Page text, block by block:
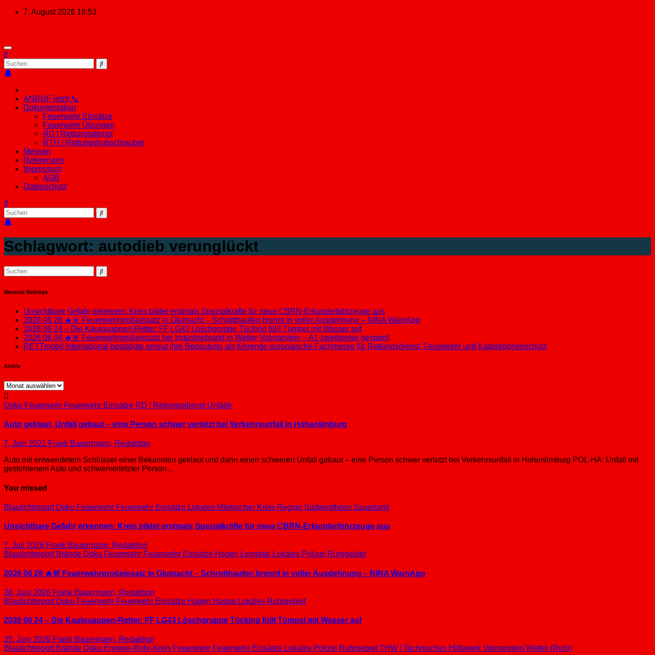
Zum
7. August 2026 19:53
ANRUF jetzt! 📞
Dokumentation
Feuerwehr Einsätze
Feuerwehr Übungen
RD | Rettungsdienst
RTH | Rettungshubschrauber
Messen
Referenzen
Impressum
AGB
Datenschutz
Schlagwort: autodieb verunglückt
Neueste Beiträge
Unsichtbare Gefahr erkennen: Kreis bildet erstmals Spezialkräfte für neue CBRN-Erkunderfahrzeuge aus
2026 06 28 🔥🚨 Feuerwehrgroßeinsatz in Glutnacht – Schrotthaufen brennt in voller Ausdehnung – NINA WarnApp
2026 06 24 – Die Kaulquappen-Retter: FF LG43 Löschgruppe Tücking füllt Tümpel mit Wasser auf
2026 06 04 🔥🚨 Feuerwehrgroßeinsatz bei Industriebrand in Wetter-Volmarstein – A1 zweitweise gesperrt
RETTmobil International bestätigte erneut ihre Bedeutung als führende europäische Fachmesse für Rettungsdienst, Feuerwehr und Katastrophenschutz
Archiv
Archiv
Doku Feuerwehr Feuerwehr Einsätze RD | Rettungsdienst Unfälle
Auto geklaut, Unfall gebaut – eine Person schwer verletzt bei Verkehrsunfall in Hohenlimburg
7. Juni 2021 Frank Bauermann, Redaktion
Auto mit entwendetem Schlüssel einer Bekannten geklaut und dann einen schweren Unfall gebaut – eine Person schwer verletzt bei Verkehrsunfall in Hohenlimburg POL-HA: Unfall mit
gestohlenem Auto und schwerverletzter Person…
You missed
Blaulichtreport Doku Feuerwehr Feuerwehr Einsätze Lokales Märkischer Kreis Region Südwestfalen Sauerland
Unsichtbare Gefahr erkennen: Kreis bildet erstmals Spezialkräfte für neue CBRN-Erkunderfahrzeuge aus
7. Juli 2026 Frank Bauermann, Redaktion
Blaulichtreport Brände Doku Feuerwehr Feuerwehr Einsätze Hagen Lennetal Lokales Polizei Ruhrgebiet
2026 06 28 🔥🚨 Feuerwehrgroßeinsatz in Glutnacht – Schrotthaufen brennt in voller Ausdehnung – NINA WarnApp
28. Juni 2026 Frank Bauermann, Redaktion
Blaulichtreport Doku Feuerwehr Feuerwehr Einsätze Hagen Haspe Lokales Ruhrgebiet
2026 06 24 – Die Kaulquappen-Retter: FF LG43 Löschgruppe Tücking füllt Tümpel mit Wasser auf
25. Juni 2026 Frank Bauermann, Redaktion
Blaulichtreport Brände Doku Ennepe-Ruhr-Kreis Feuerwehr Feuerwehr Einsätze Lokales Polizei RuhrgebietTHW | Technisches Hilfswerk Volmarstein Wetter (Ruhr)